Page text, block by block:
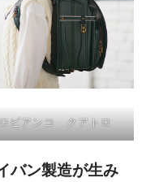
ビアンコ クアトロ
バン製造が生み